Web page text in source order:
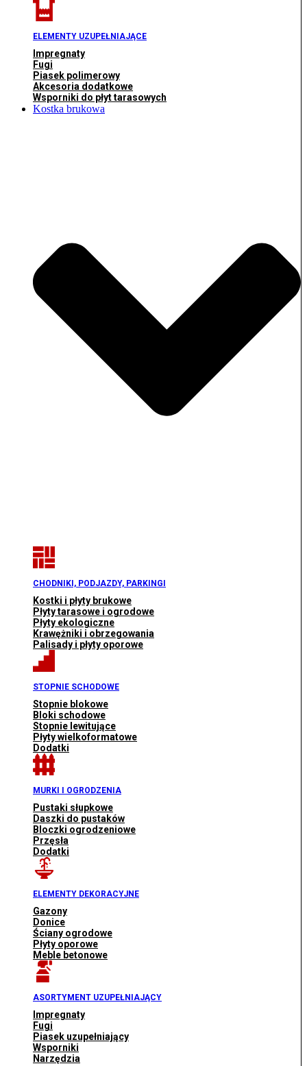
ELEMENTY UZUPEŁNIAJĄCE
Impregnaty
Fugi
Piasek polimerowy
Akcesoria dodatkowe
Wsporniki do płyt tarasowych
Kostka brukowa
CHODNIKI, PODJAZDY, PARKINGI
Kostki i płyty brukowe
Płyty tarasowe i ogrodowe
Płyty ekologiczne
Krawężniki i obrzegowania
Palisady i płyty oporowe
STOPNIE SCHODOWE
Stopnie blokowe
Bloki schodowe
Stopnie lewitujące
Płyty wielkoformatowe
Dodatki
MURKI I OGRODZENIA
Pustaki słupkowe
Daszki do pustaków
Bloczki ogrodzeniowe
Przęsła
Dodatki
ELEMENTY DEKORACYJNE
Gazony
Donice
Ściany ogrodowe
Płyty oporowe
Meble betonowe
ASORTYMENT UZUPEŁNIAJĄCY
Impregnaty
Fugi
Piasek uzupełniający
Wsporniki
Narzędzia